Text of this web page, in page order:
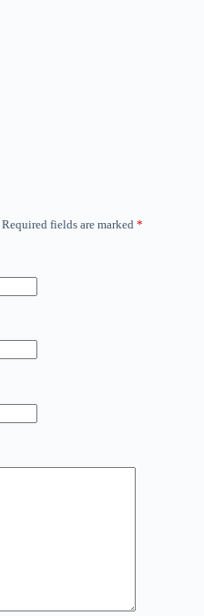
Required fields are marked *